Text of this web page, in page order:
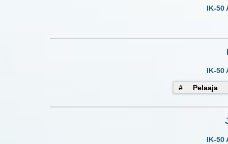
IK-50
IK-50
# Pelaaja
IK-50